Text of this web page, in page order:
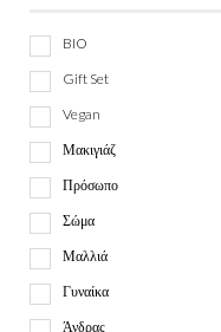
BIO
Gift Set
Vegan
Μακιγιάζ
Πρόσωπο
Σώμα
Μαλλιά
Γυναίκα
Άνδρας